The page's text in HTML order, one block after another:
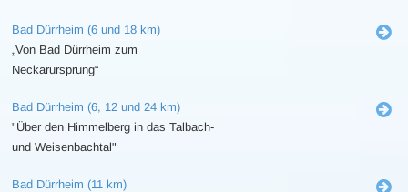
Bad Dürrheim (6 und 18 km)
„Von Bad Dürrheim zum
Neckarursprung“
Bad Dürrheim (6, 12 und 24 km)
"Über den Himmelberg in das Talbach-
und Weisenbachtal"
Bad Dürrheim (11 km)